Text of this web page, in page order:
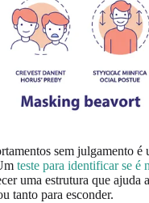
sem julgamento é
teste para identificar se é
uma estrutura que ajuda
tanto para esconder.